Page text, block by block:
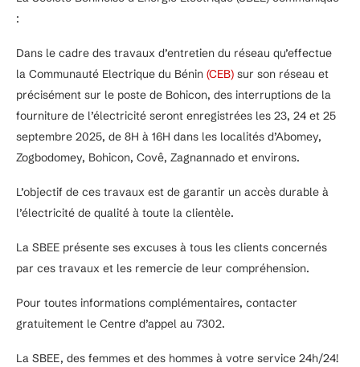
:
Dans le cadre des travaux d’entretien du réseau qu’effectue
la Communauté Electrique du Bénin (CEB) sur son réseau et
précisément sur le poste de Bohicon, des interruptions de la
fourniture de l’électricité seront enregistrées les 23, 24 et 25
septembre 2025, de 8H à 16H dans les localités d’Abomey,
Zogbodomey, Bohicon, Covê, Zagnannado et environs.
L’objectif de ces travaux est de garantir un accès durable à
l’électricité de qualité à toute la clientèle.
La SBEE présente ses excuses à tous les clients concernés
par ces travaux et les remercie de leur compréhension.
Pour toutes informations complémentaires, contacter
gratuitement le Centre d’appel au 7302.
La SBEE, des femmes et des hommes à votre service 24h/24!